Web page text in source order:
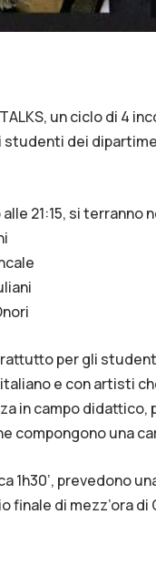
un ciclo di 4
studenti dei
21:15, si terranno
per gli
e con artisti
in campo
compongono una
1h30’, prevedono
finale di mezz’ora